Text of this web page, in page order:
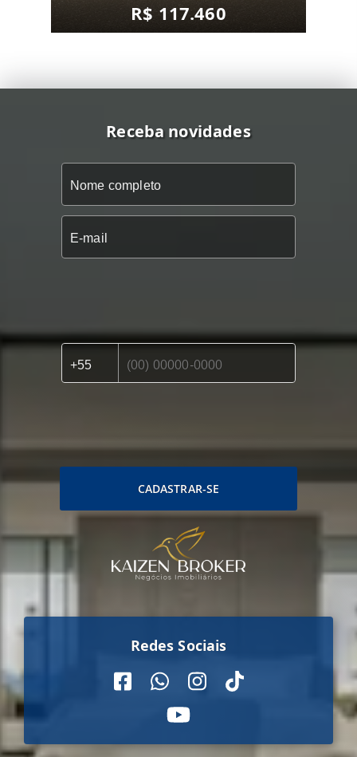
R$ 117.460
Receba novidades
CADASTRAR-SE
Redes Sociais